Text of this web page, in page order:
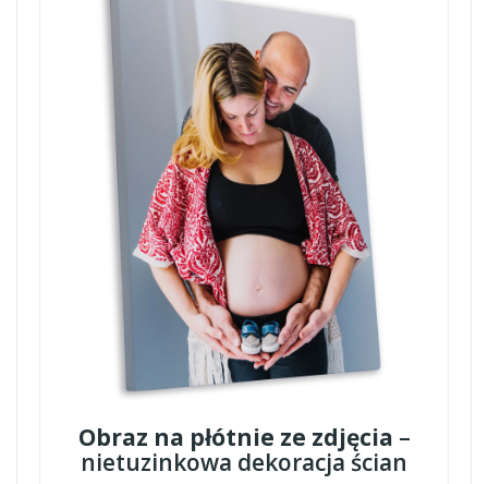
Obraz na płótnie ze zdjęcia –
nietuzinkowa dekoracja ścian